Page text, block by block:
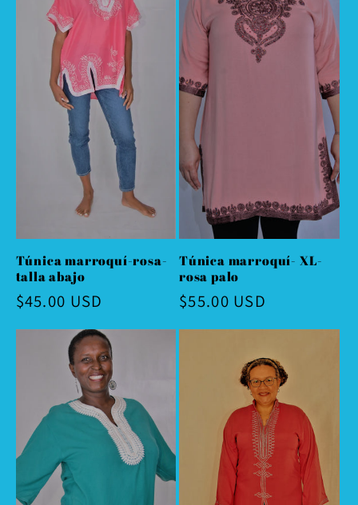
Túnica marroquí-rosa-
talla abajo
Precio
$45.00 USD
Túnica marroquí- XL-
rosa palo
Precio
$55.00 USD